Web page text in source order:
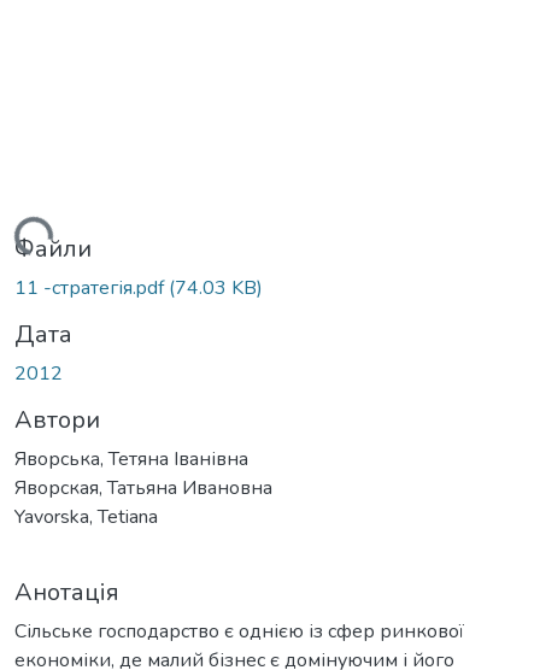
Вантажиться...
Файли
11 -стратегія.pdf(74.03 KB)
Дата
2012
Автори
Яворська, Тетяна Іванівна
Яворская, Татьяна Ивановна
Yavorska, Tetiana
Анотація
Сільське господарство є однією із сфер ринкової
економіки, де малий бізнес є домінуючим і його